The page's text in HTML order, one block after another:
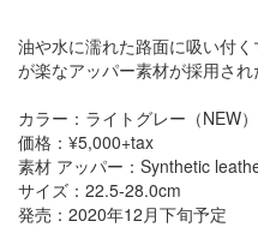
油や水に濡れた路面に吸い付
が楽なアッパー素材が採用され
カラー：ライトグレー（NEW
価格：¥5,000+tax
素材 アッパー：Synthetic
サイズ：22.5-28.0cm
発売：2020年12月下旬予定